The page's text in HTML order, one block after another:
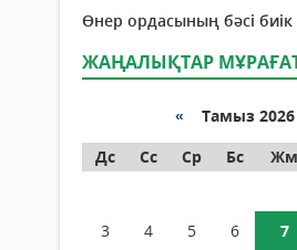
Өнер ордасының бәсі биік
ЖАҢАЛЫҚТАР
« Тамыз
Дс
Сс Ср Бс Жм
3
4 5 6 7